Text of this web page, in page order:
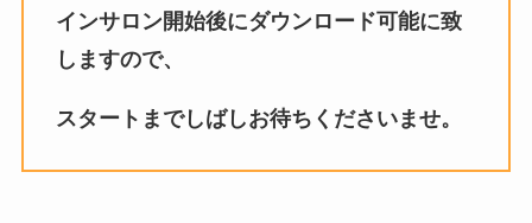
インサロン開始後にダウンロード可能に致
しますので、
スタートまでしばしお待ちくださいませ。